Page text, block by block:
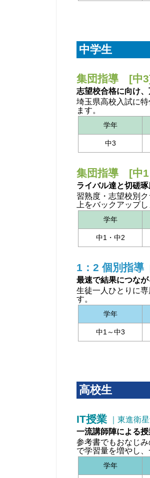
中学生
集団指導 [中
志望校合格に向け、
埼玉県高校入試に
ます。
学年
中3
集団指導 [中1
ライバル達と切磋
習熟度・志望校別
上をバックアップし
学年
中1・中2
1：2 個別指導
最速で結果につな
生徒一人ひとりに
す。
学年
中1～中3
高校生
IT授業
｜東進衛
一流講師陣による
参考書でもおなじ
で学習量を増やし
学年